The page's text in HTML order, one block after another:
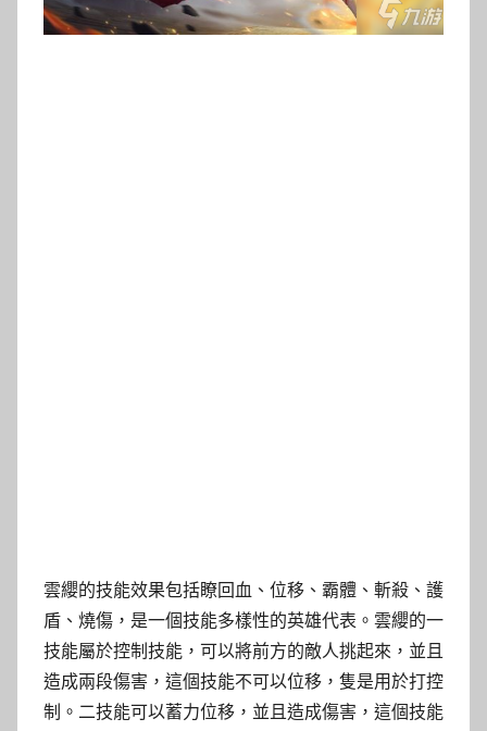
雲纓的技能效果包括瞭回血、位移、霸體、斬殺、護
盾、燒傷，是一個技能多樣性的英雄代表。雲纓的一
技能屬於控制技能，可以將前方的敵人挑起來，並且
造成兩段傷害，這個技能不可以位移，隻是用於打控
制。二技能可以蓄力位移，並且造成傷害，這個技能